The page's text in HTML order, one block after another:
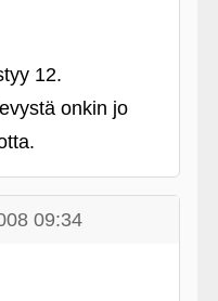
12.
onkin jo
09:34